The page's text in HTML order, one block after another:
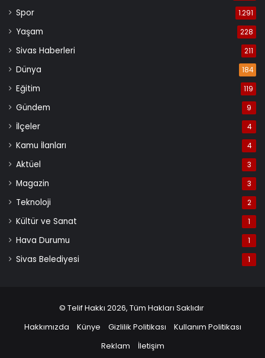
Spor 1.291
Yaşam 228
Sivas Haberleri 211
Dünya 184
Eğitim 119
Gündem 9
İlçeler 4
Kamu İlanları 4
Aktüel 3
Magazin 3
Teknoloji 2
Kültür ve Sanat 1
Hava Durumu 1
Sivas Belediyesi 1
© Telif Hakkı 2026, Tüm Hakları Saklıdır
Hakkımızda
Künye Gizlilik Politikası
Kullanım Politikası
Reklam
İletişim